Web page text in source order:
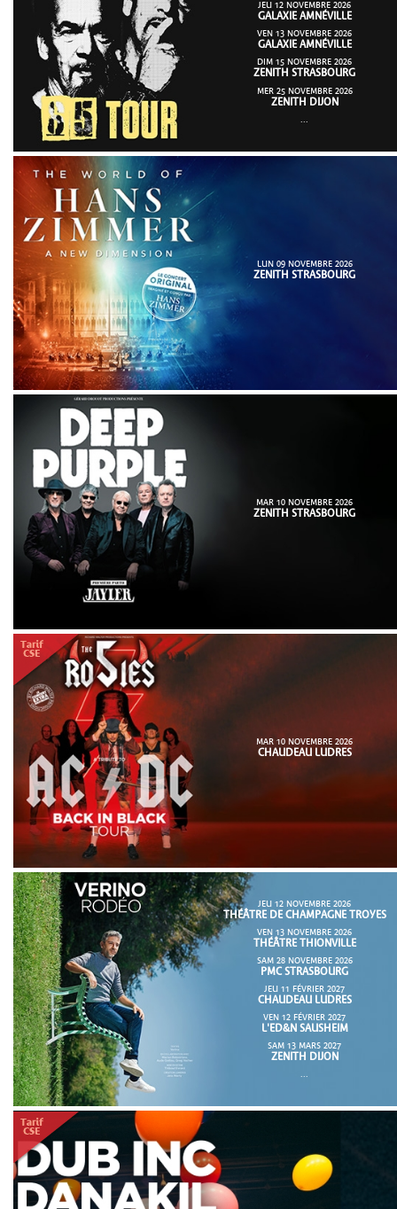
JEU 12 NOVEMBRE 2026
GALAXIE AMNÉVILLE
VEN 13 NOVEMBRE 2026
GALAXIE AMNÉVILLE
DIM 15 NOVEMBRE 2026
ZENITH STRASBOURG
MER 25 NOVEMBRE 2026
ZENITH DIJON
LUN 09 NOVEMBRE 2026
ZENITH STRASBOURG
MAR 10 NOVEMBRE 2026
ZENITH STRASBOURG
MAR 10 NOVEMBRE 2026
CHAUDEAU LUDRES
JEU 12 NOVEMBRE 2026
THÉÂTRE DE CHAMPAGNE TROYES
VEN 13 NOVEMBRE 2026
THÉÂTRE THIONVILLE
SAM 28 NOVEMBRE 2026
PMC STRASBOURG
JEU 11 FÉVRIER 2027
CHAUDEAU LUDRES
VEN 12 FÉVRIER 2027
L'ED&N SAUSHEIM
SAM 13 MARS 2027
ZENITH DIJON
...